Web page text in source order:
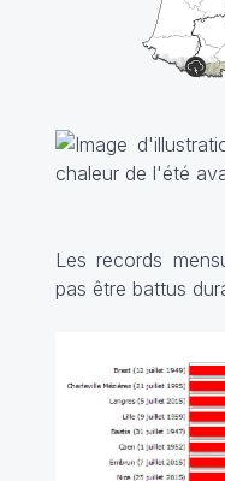
Les records
pas être battus